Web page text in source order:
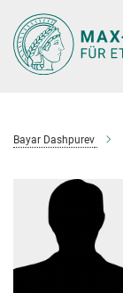
Hauptinhalt
Bayar Dashpurev